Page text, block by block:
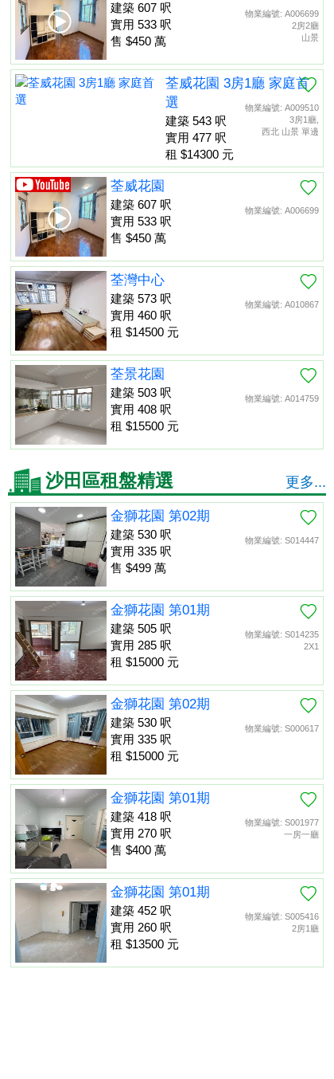
物業編號: A006699
2房2廳
山景
建築 607 呎
實用 533 呎
售 $450 萬
物業編號: A009510
3房1廳,
西北 山景 單邊
荃威花園 3房1廳 家庭首
選
建築 543 呎
實用 477 呎
租 $14300 元
物業編號: A006699
荃威花園
建築 607 呎
實用 533 呎
售 $450 萬
物業編號: A010867
荃灣中心
建築 573 呎
實用 460 呎
租 $14500 元
物業編號: A014759
荃景花園
建築 503 呎
實用 408 呎
租 $15500 元
沙田區租盤精選 更多...
物業編號: S014447
金獅花園 第02期
建築 530 呎
實用 335 呎
售 $499 萬
物業編號: S014235
2X1
金獅花園 第01期
建築 505 呎
實用 285 呎
租 $15000 元
物業編號: S000617
金獅花園 第02期
建築 530 呎
實用 335 呎
租 $15000 元
物業編號: S001977
一房一廳
金獅花園 第01期
建築 418 呎
實用 270 呎
售 $400 萬
物業編號: S005416
2房1廳
金獅花園 第01期
建築 452 呎
實用 260 呎
租 $13500 元